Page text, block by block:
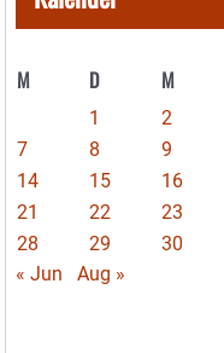
M D M
1 2
7
8 9
14
15 16
21
22 23
28
29 30
« Jun
Aug »